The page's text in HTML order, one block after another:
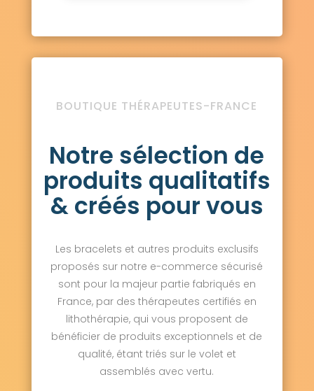
BOUTIQUE THÉRAPEUTES-FRANCE
Notre sélection de
produits qualitatifs
& créés pour vous
Les bracelets et autres produits exclusifs
proposés sur notre e-commerce sécurisé
sont pour la majeur partie fabriqués en
France, par des thérapeutes certifiés en
lithothérapie, qui vous proposent de
bénéficier de produits exceptionnels et de
qualité, étant triés sur le volet et
assemblés avec vertu.